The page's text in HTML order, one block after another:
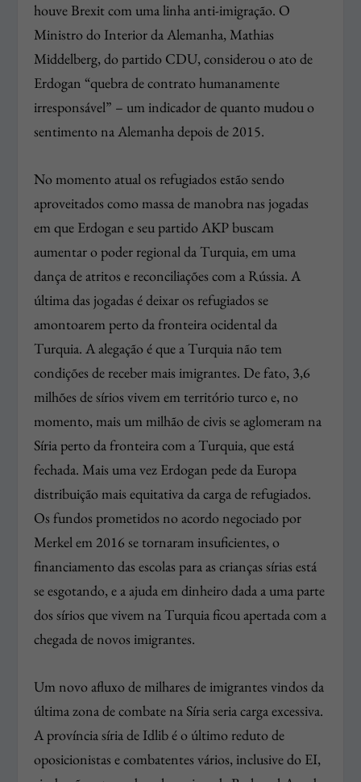
houve Brexit com uma linha anti-imigração. O
Ministro do Interior da Alemanha, Mathias
Middelberg, do partido CDU, considerou o ato de
Erdogan “quebra de contrato humanamente
irresponsável” – um indicador de quanto mudou o
sentimento na Alemanha depois de 2015.
No momento atual os refugiados estão sendo
aproveitados como massa de manobra nas jogadas
em que Erdogan e seu partido AKP buscam
aumentar o poder regional da Turquia, em uma
dança de atritos e reconciliações com a Rússia. A
última das jogadas é deixar os refugiados se
amontoarem perto da fronteira ocidental da
Turquia. A alegação é que a Turquia não tem
condições de receber mais imigrantes. De fato, 3,6
milhões de sírios vivem em território turco e, no
momento, mais um milhão de civis se aglomeram na
Síria perto da fronteira com a Turquia, que está
fechada. Mais uma vez Erdogan pede da Europa
distribuição mais equitativa da carga de refugiados.
Os fundos prometidos no acordo negociado por
Merkel em 2016 se tornaram insuficientes, o
financiamento das escolas para as crianças sírias está
se esgotando, e a ajuda em dinheiro dada a uma parte
dos sírios que vivem na Turquia ficou apertada com a
chegada de novos imigrantes.
Um novo afluxo de milhares de imigrantes vindos da
última zona de combate na Síria seria carga excessiva.
A província síria de Idlib é o último reduto de
oposicionistas e combatentes vários, inclusive do EI,